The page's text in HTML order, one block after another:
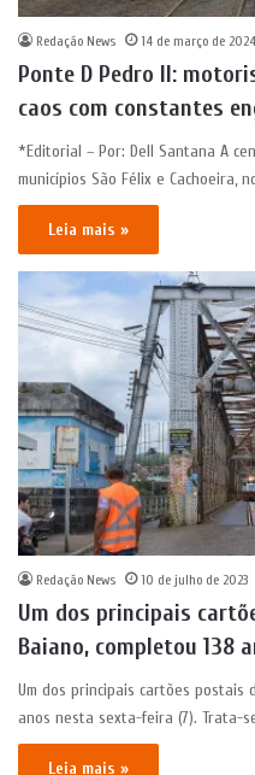
Redação News 14 de março de 2024
Ponte D Pedro II:
caos com constantes
*Editorial – Por: Dell Santana A
municípios São Félix e Cachoeira,
Leia mais »
Redação News 10 de julho de 2023
Um dos principais
Baiano, completou 138
Um dos principais cartões postais
anos nesta sexta-feira (7). Trata-
Leia mais »